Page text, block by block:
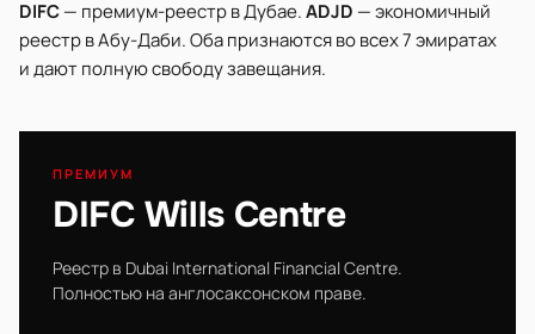
DIFC— премиум-реестр в Дубае.ADJD — экономичный
реестр в Абу-Даби. Оба признаются во всех 7 эмиратах
и дают полную свободу завещания.
ПРЕМИУМ
DIFC Wills Centre
Реестр в Dubai International Financial Centre.
Полностью на англосаксонском праве.